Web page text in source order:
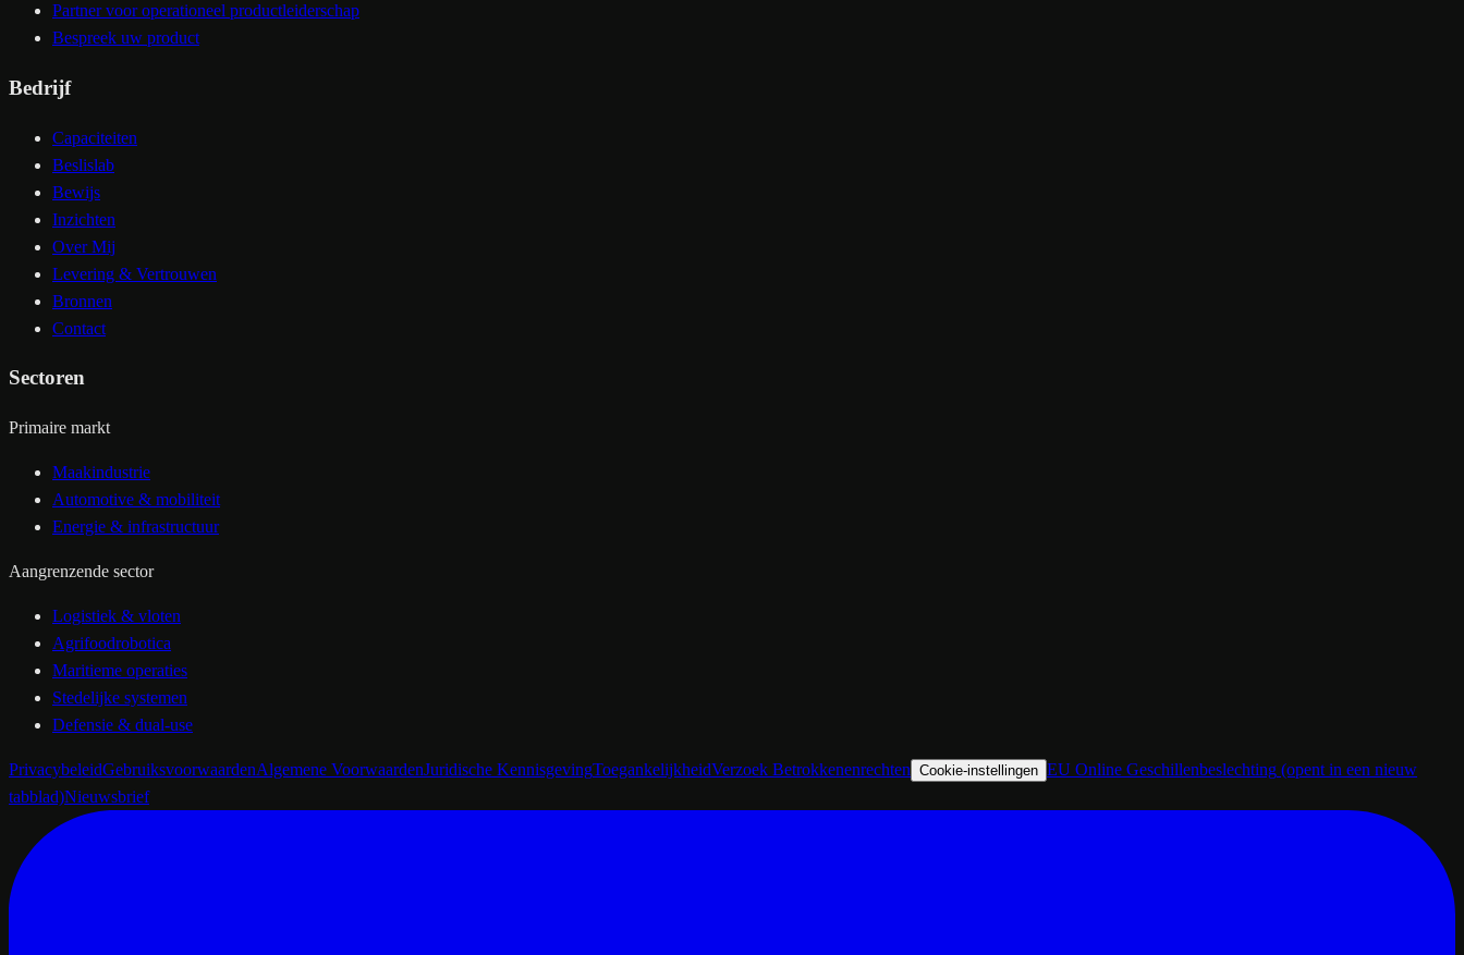
Partner voor operationeel productleiderschap
Bespreek uw product
Bedrijf
Capaciteiten
Beslislab
Bewijs
Inzichten
Over Mij
Levering & Vertrouwen
Bronnen
Contact
Sectoren
Primaire markt
Maakindustrie
Automotive & mobiliteit
Energie & infrastructuur
Aangrenzende sector
Logistiek & vloten
Agrifoodrobotica
Maritieme operaties
Stedelijke systemen
Defensie & dual-use
PrivacybeleidGebruiksvoorwaardenAlgemene VoorwaardenJuridische KennisgevingToegankelijkheidVerzoek Betrokkenenrechten Cookie-instellingen EU Online Geschillenbeslechting (opent in een nieuw
tabblad)Nieuwsbrief